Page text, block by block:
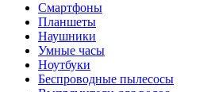
Смартфоны
Планшеты
Наушники
Умные часы
Ноутбуки
Беспроводные пылесосы